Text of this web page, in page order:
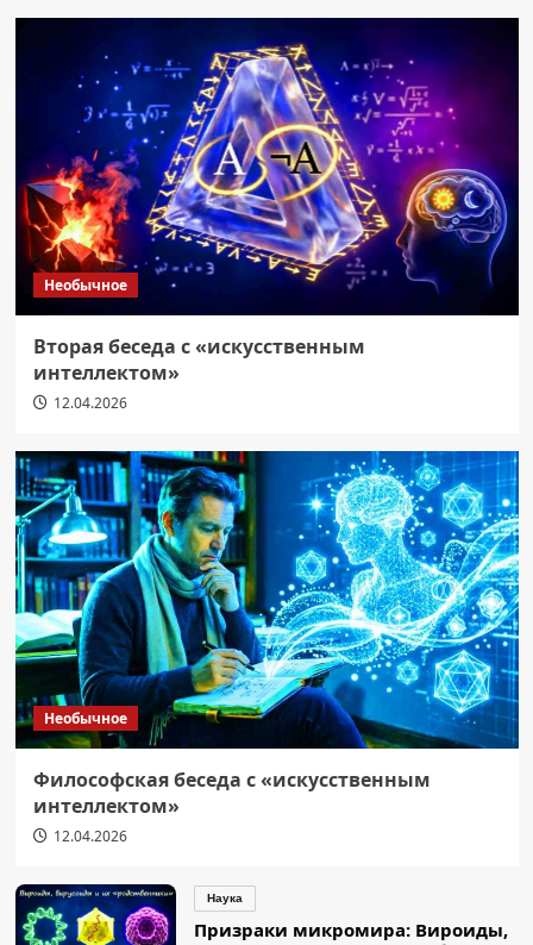
Необычное
Вторая беседа с «искусственным
интеллектом»
12.04.2026
Необычное
Философская беседа с «искусственным
интеллектом»
12.04.2026
Наука
Призраки микромира: Вироиды,